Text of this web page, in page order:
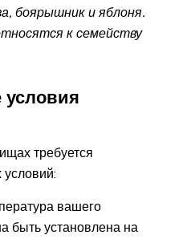
боярышник и яблоня.
к семейству
требуется
вашего
быть установлена на